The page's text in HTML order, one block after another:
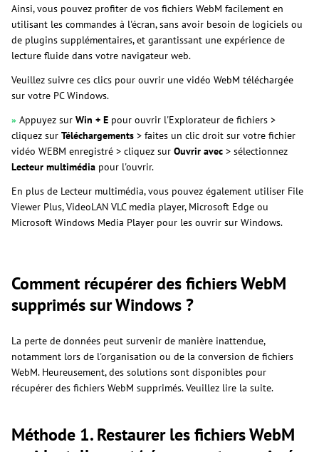
Ainsi, vous pouvez profiter de vos fichiers WebM facilement en
utilisant les commandes à l'écran, sans avoir besoin de logiciels ou
de plugins supplémentaires, et garantissant une expérience de
lecture fluide dans votre navigateur web.
Veuillez suivre ces clics pour ouvrir une vidéo WebM téléchargée
sur votre PC Windows.
» Appuyez sur Win + E pour ouvrir l'Explorateur de fichiers >
cliquez sur Téléchargements > faites un clic droit sur votre fichier
vidéo WEBM enregistré > cliquez sur Ouvrir avec > sélectionnez
Lecteur multimédia pour l'ouvrir.
En plus de Lecteur multimédia, vous pouvez également utiliser File
Viewer Plus, VideoLAN VLC media player, Microsoft Edge ou
Microsoft Windows Media Player pour les ouvrir sur Windows.
Comment récupérer des fichiers WebM
supprimés sur Windows ?
La perte de données peut survenir de manière inattendue,
notamment lors de l'organisation ou de la conversion de fichiers
WebM. Heureusement, des solutions sont disponibles pour
récupérer des fichiers WebM supprimés. Veuillez lire la suite.
Méthode 1. Restaurer les fichiers WebM